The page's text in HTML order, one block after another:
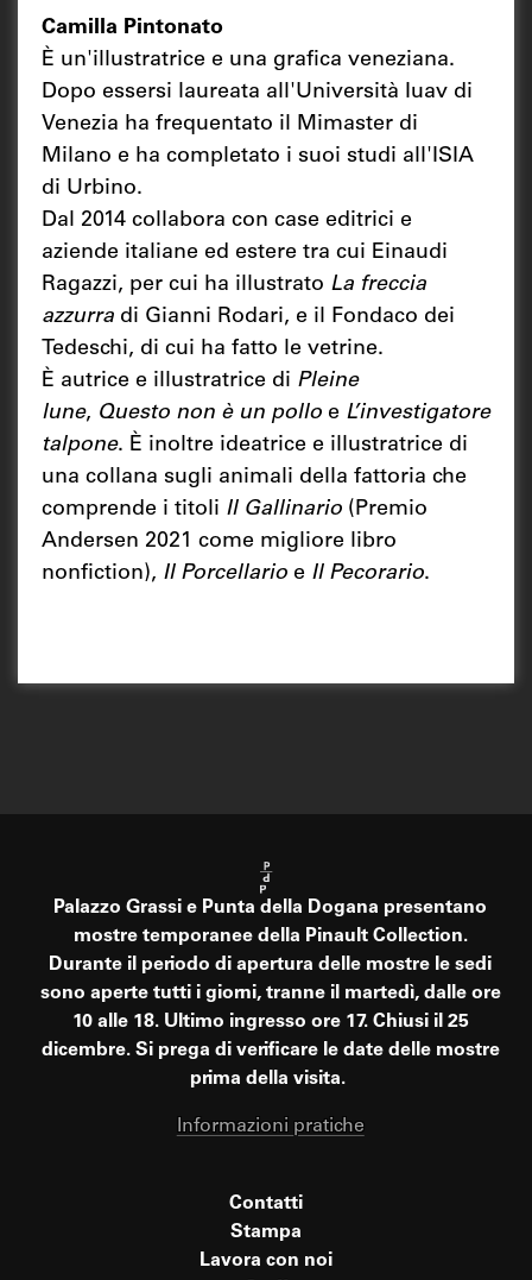
Camilla Pintonato
È un'illustratrice e una grafica veneziana.
Dopo essersi laureata all'Università Iuav di
Venezia ha frequentato il Mimaster di
Milano e ha completato i suoi studi all'ISIA
di Urbino.
Dal 2014 collabora con case editrici e
aziende italiane ed estere tra cui Einaudi
Ragazzi, per cui ha illustrato La freccia
azzurra di Gianni Rodari, e il Fondaco dei
Tedeschi, di cui ha fatto le vetrine.
È autrice e illustratrice di Pleine
lune, Questo non è un pollo e L’investigatore
talpone. È inoltre ideatrice e illustratrice di
una collana sugli animali della fattoria che
comprende i titoli Il Gallinario (Premio
Andersen 2021 come migliore libro
nonfiction), Il Porcellario e Il Pecorario.
Palazzo Grassi e Punta della Dogana presentano
mostre temporanee della Pinault Collection.
Durante il periodo di apertura delle mostre le sedi
sono aperte tutti i giorni, tranne il martedì, dalle ore
10 alle 18. Ultimo ingresso ore 17. Chiusi il 25
dicembre. Si prega di verificare le date delle mostre
prima della visita.
Informazioni pratiche
Contatti
Stampa
Lavora con noi